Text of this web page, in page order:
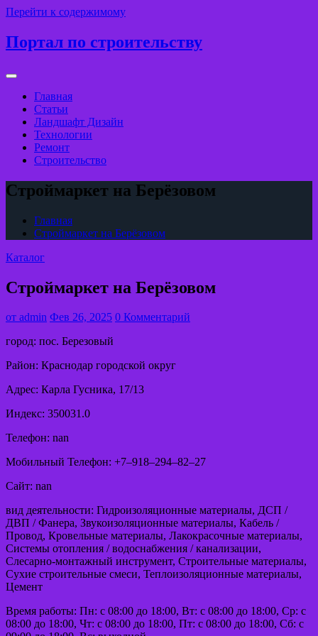
Перейти к содержимому
Портал по строительству
Главная
Статьи
Ландшафт Дизайн
Технологии
Ремонт
Строительство
Строймаркет на Берёзовом
Главная
Строймаркет на Берёзовом
Каталог
Строймаркет на Берёзовом
от admin Фев 26, 2025 0 Комментарий
город: пос. Березовый
Район: Краснодар городской округ
Адрес: Карла Гусника, 17/13
Индекс: 350031.0
Телефон: nan
Мобильный Телефон: +7‒918‒294‒82‒27
Сайт: nan
вид деятельности: Гидроизоляционные материалы, ДСП /
ДВП / Фанера, Звукоизоляционные материалы, Кабель /
Провод, Кровельные материалы, Лакокрасочные материалы,
Системы отопления / водоснабжения / канализации,
Слесарно-монтажный инструмент, Строительные материалы,
Сухие строительные смеси, Теплоизоляционные материалы,
Цемент
Время работы: Пн: с 08:00 до 18:00, Вт: с 08:00 до 18:00, Ср: с
08:00 до 18:00, Чт: с 08:00 до 18:00, Пт: с 08:00 до 18:00, Сб: с